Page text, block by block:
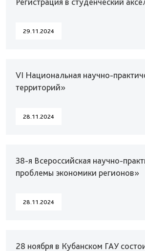
29.11.2024
VI Национальная научно-
территорий»
28.11.2024
38-я Всероссийская научно-
проблемы экономики регионов»
28.11.2024
28 ноября в Кубанском ГАУ